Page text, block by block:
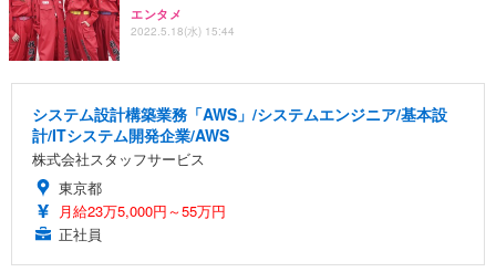
エンタメ
2022.5.18(水) 15:44
システム設計構築業務「AWS」/システムエンジニア/基本設
計/ITシステム開発企業/AWS
株式会社スタッフサービス
東京都
月給23万5,000円～55万円
正社員